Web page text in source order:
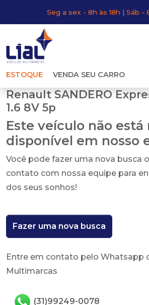
Seg a sex - 8h às 18h | Sáb -
ESTOQUE VENDA SEU CARRO
Renault SANDERO
1.6 8V 5p
Este veículo não está
disponível em nosso
Você pode fazer uma nova busca
contato com nossa equipe para
dos seus sonhos!
Fazer uma nova busca
Entre em contato pelo Whatsapp
Multimarcas
(31)99249-0078